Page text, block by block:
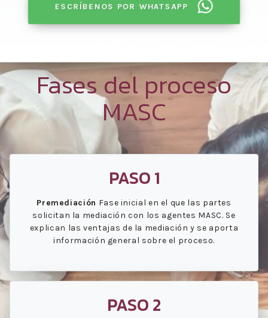
ESCRÍBENOS POR WHATSAPP
Fases del proceso
MASC
PASO 1
Premediación Fase inicial en el que las partes
solicitan la mediación con los agentes MASC. Se
explican las ventajas de la mediación y se aporta
información general sobre el proceso.
PASO 2